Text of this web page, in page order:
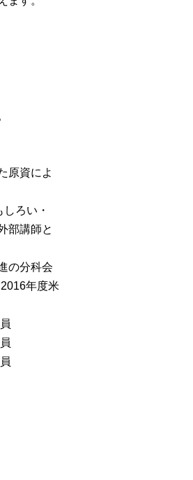
原資によ
ろい・
部講師と
の分科会
年度米